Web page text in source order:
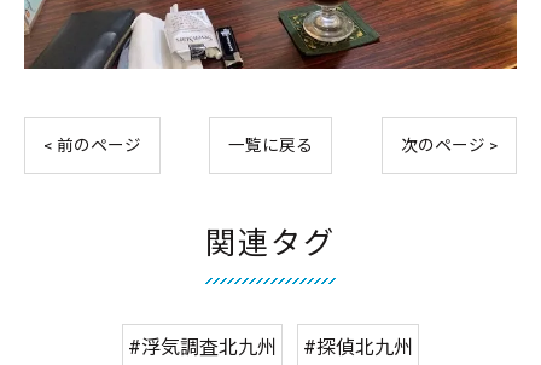
< 前のページ 一覧に戻る 次のページ >
関連タグ
#浮気調査北九州 #探偵北九州